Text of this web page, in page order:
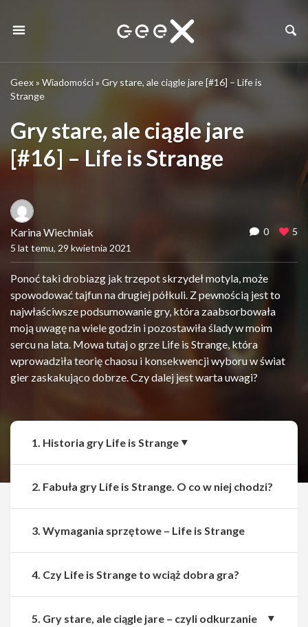
Geex» Wiadomości» Gry stare, ale ciągle jare [#16] – Life is
Strange
Gry stare, ale ciągle jare
[#16] – Life is Strange
Karina Wiechniak
5 lat temu, 29 kwietnia 2021
0 5
Ponoć taki drobiazg jak trzepot skrzydeł motyla, może
spowodować tajfun na drugiej półkuli. Z pewnością jest to
najwłaściwsze podsumowanie gry, która zaabsorbowała
moją uwagę na wiele godzin i pozostawiła ślady w moim
sercu na lata. Mowa tutaj o grze Life is Strange, która
wprowadziła teorię chaosu i konsekwencji wyboru w świat
gier zaskakująco dobrze. Czy dalej jest warta uwagi?
1. Historia gry Life is Strange
2. Fabuła gry Life is Strange. O co w niej chodzi?
3. Wymagania sprzętowe – Life is Strange
4. Czy Life is Strange to wciąż dobra gra?
5. Gry stare, ale ciągle jare – czyli odkurzanie